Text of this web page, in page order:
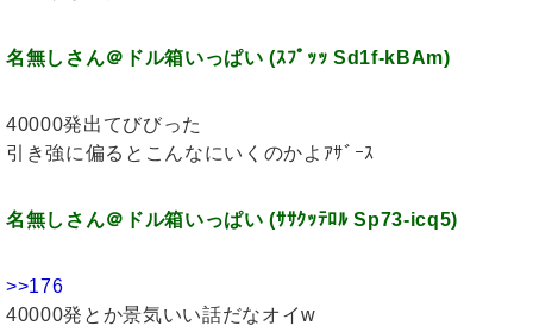
名無しさん＠ドル箱いっぱい (ｽﾌﾟｯｯ Sd1f-kBAm)
40000発出てびびった
引き強に偏るとこんなにいくのかよｱｻﾞｰｽ
名無しさん＠ドル箱いっぱい (ｻｻｸｯﾃﾛﾙ Sp73-icq5)
>>176
40000発とか景気いい話だなオイw